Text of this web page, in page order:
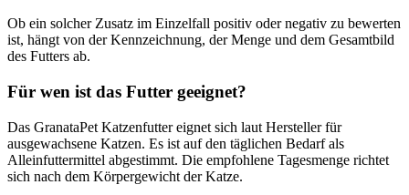
Ob ein solcher Zusatz im Einzelfall positiv oder negativ zu bewerten
ist, hängt von der Kennzeichnung, der Menge und dem Gesamtbild
des Futters ab.
Für wen ist das Futter geeignet?
Das GranataPet Katzenfutter eignet sich laut Hersteller für
ausgewachsene Katzen. Es ist auf den täglichen Bedarf als
Alleinfuttermittel abgestimmt. Die empfohlene Tagesmenge richtet
sich nach dem Körpergewicht der Katze.